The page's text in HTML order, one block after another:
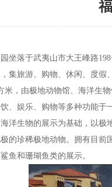
坐落于武夷山市大王峰路
集旅游、购物、休闲、度
米，由极地动物馆、海洋生
、娱乐、购物等多种功能于
洋生物的展示为基础，以
的珍稀极地动物。拥有目前
鱼和珊瑚鱼类的展示。